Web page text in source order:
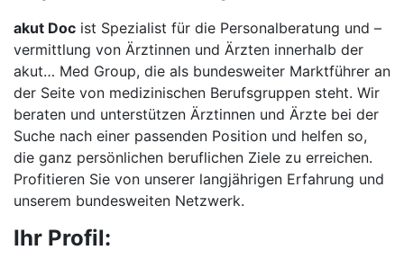
akut Doc ist Spezialist für die Personalberatung und –
vermittlung von Ärztinnen und Ärzten innerhalb der
akut… Med Group, die als bundesweiter Marktführer an
der Seite von medizinischen Berufsgruppen steht. Wir
beraten und unterstützen Ärztinnen und Ärzte bei der
Suche nach einer passenden Position und helfen so,
die ganz persönlichen beruflichen Ziele zu erreichen.
Profitieren Sie von unserer langjährigen Erfahrung und
unserem bundesweiten Netzwerk.
Ihr Profil: